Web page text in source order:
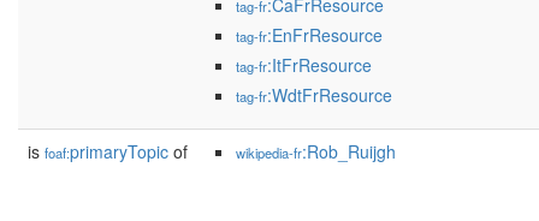
tag-fr:CaFrResource
tag-fr:EnFrResource
tag-fr:ItFrResource
tag-fr:WdtFrResource
is foaf:primaryTopic of wikipedia-fr:Rob_Ruijgh